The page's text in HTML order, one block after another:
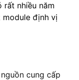
rất nhiều năm
module định vị
cung cấp